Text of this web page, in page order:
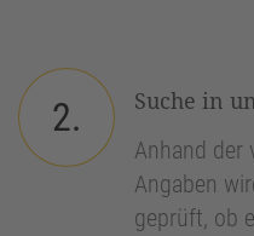
2.
Suche in
Anhand der
Angaben
geprüft, ob